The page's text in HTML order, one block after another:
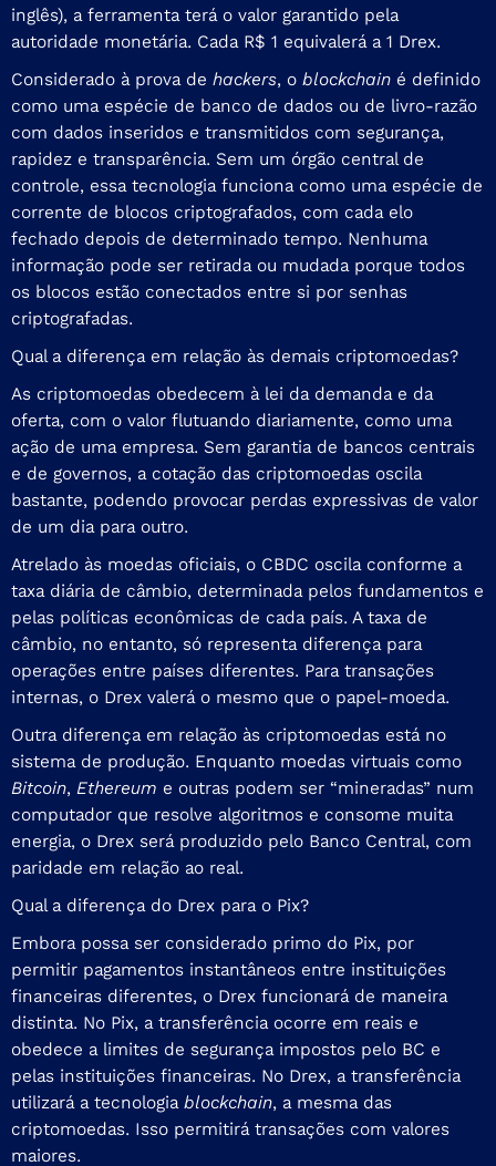
inglês), a ferramenta terá o valor garantido pela
autoridade monetária. Cada R$ 1 equivalerá a 1 Drex.
Considerado à prova de hackers, o blockchain é definido
como uma espécie de banco de dados ou de livro-razão
com dados inseridos e transmitidos com segurança,
rapidez e transparência. Sem um órgão central de
controle, essa tecnologia funciona como uma espécie de
corrente de blocos criptografados, com cada elo
fechado depois de determinado tempo. Nenhuma
informação pode ser retirada ou mudada porque todos
os blocos estão conectados entre si por senhas
criptografadas.
Qual a diferença em relação às demais criptomoedas?
As criptomoedas obedecem à lei da demanda e da
oferta, com o valor flutuando diariamente, como uma
ação de uma empresa. Sem garantia de bancos centrais
e de governos, a cotação das criptomoedas oscila
bastante, podendo provocar perdas expressivas de valor
de um dia para outro.
Atrelado às moedas oficiais, o CBDC oscila conforme a
taxa diária de câmbio, determinada pelos fundamentos e
pelas políticas econômicas de cada país. A taxa de
câmbio, no entanto, só representa diferença para
operações entre países diferentes. Para transações
internas, o Drex valerá o mesmo que o papel-moeda.
Outra diferença em relação às criptomoedas está no
sistema de produção. Enquanto moedas virtuais como
Bitcoin, Ethereum e outras podem ser “mineradas” num
computador que resolve algoritmos e consome muita
energia, o Drex será produzido pelo Banco Central, com
paridade em relação ao real.
Qual a diferença do Drex para o Pix?
Embora possa ser considerado primo do Pix, por
permitir pagamentos instantâneos entre instituições
financeiras diferentes, o Drex funcionará de maneira
distinta. No Pix, a transferência ocorre em reais e
obedece a limites de segurança impostos pelo BC e
pelas instituições financeiras. No Drex, a transferência
utilizará a tecnologia blockchain, a mesma das
criptomoedas. Isso permitirá transações com valores
maiores.